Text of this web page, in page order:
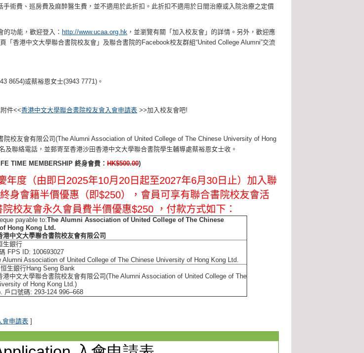
手術費、巡房費及麻醉醫生費，並不適用於此折扣。此折扣不適用於日間治療或入院治療之定價
功能，歡迎登入： http://www.ucaa.org.hk ，並瀏覽有關「加入校友會」的詳情。另外，歡迎應
「香港中文大學聯合書院校友會」及聯合書院的Facebook校友群組“United College Alumni”交流
8654)或蔡裕恩女士(3943 7771)。
件<<香港中文大學聯合書院校友會入會申請表 >>加入校友會吧!
院校友會有限公司(The Alumni Association of United College of The Chinese University of Hong
及聯絡電話，並郵寄至香港沙田香港中文大學聯合書院學生輔導處蔡裕恩女士收。
TIME MEMBERSHIP 終身會費：HK$500.00)
年度（由即日2025年10月20日起至2027年6月30日止）加入聯
身會籍半價優惠（即$250），會員可享有聯合書院校友會活
院校友會永久會員費半價優惠$250 ，付款方式如下：
payable to:The Alumni Association of United College of The Chinese
Hong Kong Ltd.
港中文大學聯合書院校友會有限公司
生銀行
FPS ID: 100693027
Alumni Association of United College of The Chinese University of Hong Kong Ltd.
生銀行Hang Seng Bank
港中文大學聯合書院校友會有限公司(The Alumni Association of United College of The
of Hong Kong Ltd.)
戶口號碼: 293-124 996–668
會申請表 ]